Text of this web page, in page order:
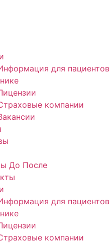
для пациентов
компании
До После
для пациентов
компании